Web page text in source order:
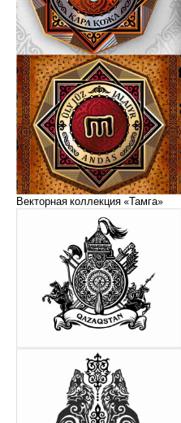
Векторная коллекция «Тамга»